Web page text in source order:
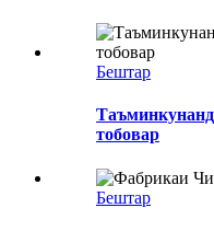
Бештар
тобовар
Бештар